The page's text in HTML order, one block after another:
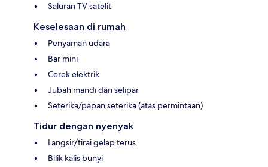
Saluran TV satelit
Keselesaan di rumah
Penyaman udara
Bar mini
Cerek elektrik
Jubah mandi dan selipar
Seterika/papan seterika (atas permintaan)
Tidur dengan nyenyak
Langsir/tirai gelap terus
Bilik kalis bunyi